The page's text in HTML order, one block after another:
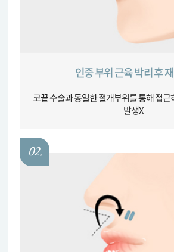
인중 부위 근육 박리 후
코끝 수술과 동일한 절개부위를 통해 접근
발생X
02.